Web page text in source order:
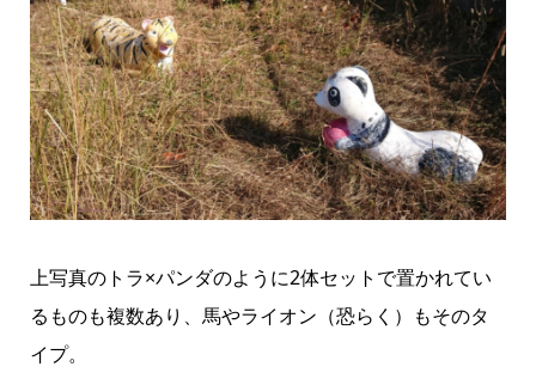
上写真のトラ×パンダのように2体セットで置かれてい
るものも複数あり、馬やライオン（恐らく）もそのタ
イプ。